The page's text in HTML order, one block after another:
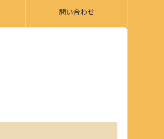
問い合わせ